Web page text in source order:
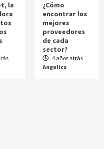
la
¿Cómo
encontrar los
mejores
proveedores
de cada
sector?
4 años atrás
Angelica